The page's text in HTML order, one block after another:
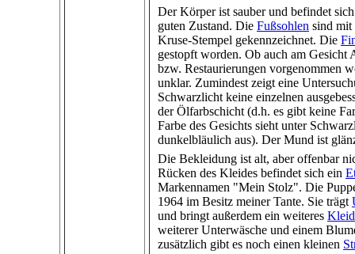
Der Körper ist sauber und befindet
guten Zustand. Die Fußsohlen sind mit
Kruse-Stempel gekennzeichnet. Die
gestopft worden. Ob auch am Gesicht
bzw. Restaurierungen vorgenommen
unklar. Zumindest zeigt eine
Schwarzlicht keine einzelnen
der Ölfarbschicht (d.h. es gibt keine
Farbe des Gesichts sieht unter
dunkelbläulich aus). Der Mund ist
Die Bekleidung ist alt, aber offenbar
Rücken des Kleides befindet sich ein
Markennamen "Mein Stolz". Die
1964 im Besitz meiner Tante. Sie trägt
und bringt außerdem ein weiteres
weiterer Unterwäsche und einem
zusätzlich gibt es noch einen kleinen